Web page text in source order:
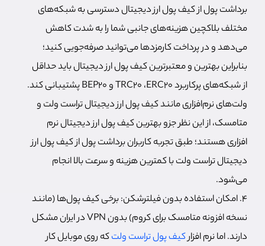
برداشت پول از کیف پول ارز دیجیتال دسترسی به شبکه‌های
مختلف بلاکچین هزینه‌های جانبی شما را به شدت کاهش
می‌دهد و در پرداخت کارمزدها می‌توانید صرفه‌جویی کنید؛
بنابراین بهترین و معتبرترین کیف پول ارز دیجیتال باید حداقل
از شبکه‌های پرکاربرد TRC20 ،ERC20 و BEP20 پشتیبانی کند.
ولت‌های نرم‌افزاری مانند کیف پول ارز دیجیتال تراست ولت و
متامسک، از این نظر جزو بهترین کیف پول ارز دیجیتال نرم
افزاری هستند؛ طبق تجربه کاربران برداشت پول از كيف پول ارز
ديجيتال تراست ولت با کمترین هزینه و سرعت بالا انجام
می‌شود.
۴. امکان استفاده بدون فیلترشکن: برخی کیف پول‌ها (مانند
نسخه افزونه متامسک برای کروم) بدون VPN در ایران مشکل
دارند. اما نرم افزارکیف پول تراست ولتکه روی موبایل کار